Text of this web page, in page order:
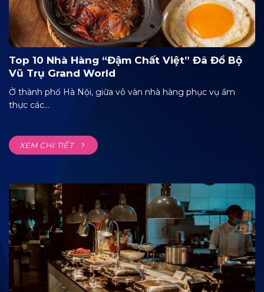
Top 10 Nhà Hàng “Đậm Chất Việt” Đã Đổ Bộ
Vũ Trụ Grand World
Ở thành phố Hà Nội, giữa vô vàn nhà hàng phục vụ ẩm
thực các...
XEM CHI TIẾT